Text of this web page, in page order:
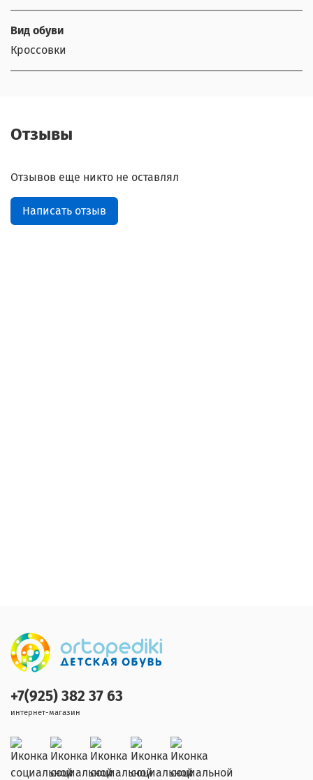
Вид обуви
Кроссовки
Отзывы
Отзывов еще никто не оставлял
Написать отзыв
+7(925) 382 37 63
интернет-магазин